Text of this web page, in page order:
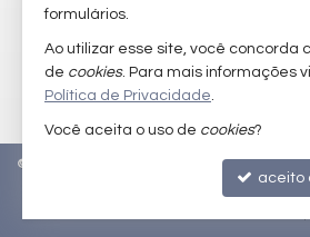
imóveis favoritos
mapa de imóveis
© Política de
Site
formulários.
Ao utilizar esse site, você concorda
de cookies. Para mais informações
Política de Privacidade.
Você aceita o uso de cookies?
aceito